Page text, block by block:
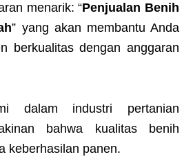
menarik: “Penjualan Benih
” yang akan membantu Anda
berkualitas dengan anggaran
dalam industri pertanian
bahwa kualitas benih
keberhasilan panen.